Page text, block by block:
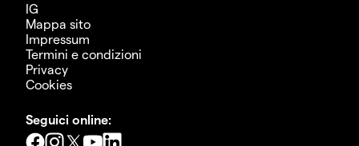
IG
Mappa sito
Impressum
Termini e condizioni
Privacy
Cookies
Seguici online: